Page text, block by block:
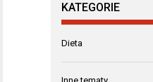
KATEGORIE
Dieta